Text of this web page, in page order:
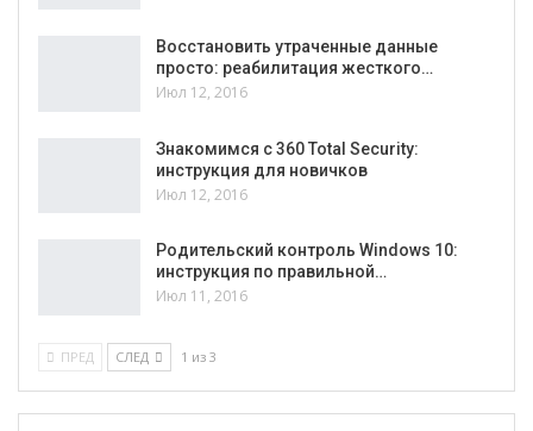
Восстановить утраченные данные
просто: реабилитация жесткого…
Июл 12, 2016
Знакомимся с 360 Total Security:
инструкция для новичков
Июл 12, 2016
Родительский контроль Windows 10:
инструкция по правильной…
Июл 11, 2016
ПРЕД СЛЕД 1 из 3